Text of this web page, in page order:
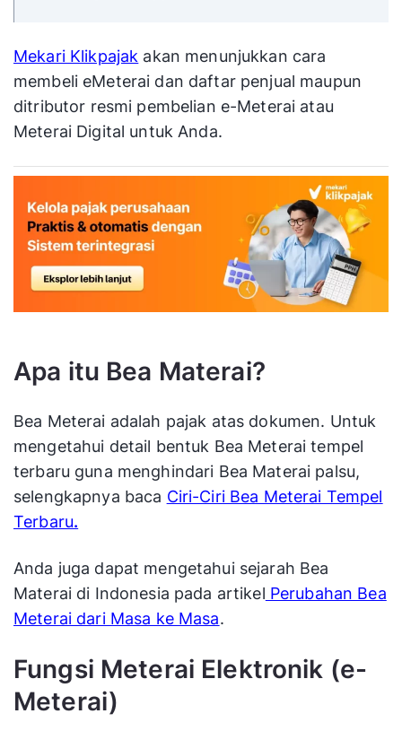
Mekari Klikpajak akan menunjukkan cara
membeli eMeterai dan daftar penjual maupun
ditributor resmi pembelian e-Meterai atau
Meterai Digital untuk Anda.
Apa itu Bea Materai?
Bea Meterai adalah pajak atas dokumen. Untuk
mengetahui detail bentuk Bea Meterai tempel
terbaru guna menghindari Bea Materai palsu,
selengkapnya baca Ciri-Ciri Bea Meterai Tempel
Terbaru.
Anda juga dapat mengetahui sejarah Bea
Materai di Indonesia pada artikel Perubahan Bea
Meterai dari Masa ke Masa.
Fungsi Meterai Elektronik (e-
Meterai)